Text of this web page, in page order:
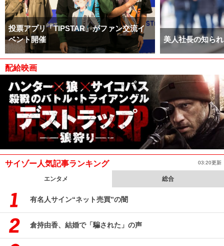
投票アプリ「TIPSTAR」がファン交流イ
ベント開催
美人社長の知ら
配給映画
サイゾー人気記事ランキング 03:20更新
エンタメ 総合
有名人サイン“ネット売買”の闇
倉持由香、結婚で「騙された」の声